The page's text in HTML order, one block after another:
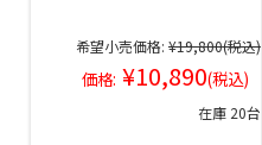
希望小売価格: ¥19,800(税込)
価格: ¥10,890(税込)
在庫 20台